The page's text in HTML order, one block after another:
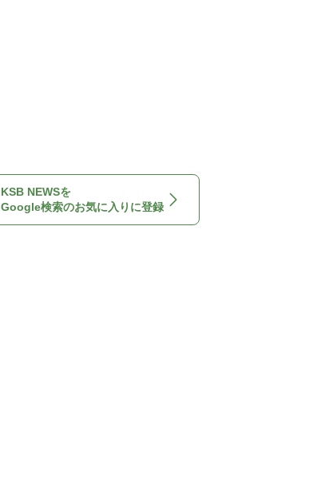
KSB NEWSを
Google検索のお気に入りに登録